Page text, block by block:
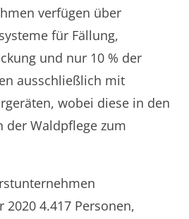
verfügen über
für Fällung,
und nur 10 % der
ausschließlich mit
wobei diese in den
der Waldpflege zum
2020 4.417 Personen,